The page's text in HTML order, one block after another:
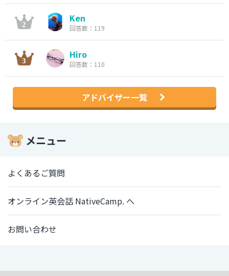
Ken
回答数：119
Hiro
回答数：110
アドバイザー一覧
メニュー
よくあるご質問
オンライン英会話 NativeCamp. へ
お問い合わせ